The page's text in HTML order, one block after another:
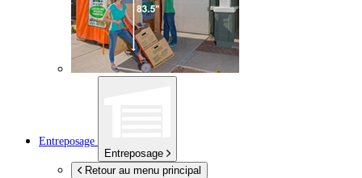
Entreposage
Entreposage
Retour au menu principal